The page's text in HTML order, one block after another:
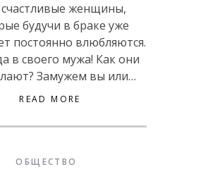
счастливые женщины,
будучи в браке уже
постоянно влюбляются.
в своего мужа! Как они
Замужем вы или…
READ MORE
ОБЩЕСТВО